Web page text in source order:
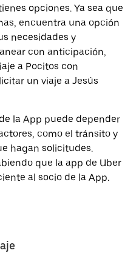
opciones. Ya sea que
encuentra una opción
necesidades y
con anticipación,
a Pocitos con
un viaje a Jesús
la App puede depender
como el tránsito y
hagan solicitudes.
que la app de Uber
al socio de la App.